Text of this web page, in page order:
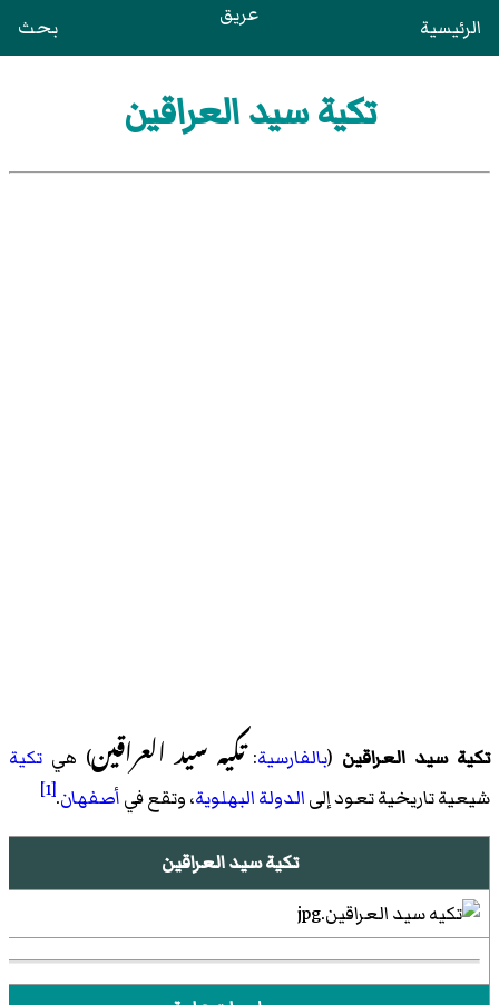
الرئيسية عريق بحث
تكية سيد العراقين
تكية سيد العراقين (بالفارسية:تکیه سید العراقین) هي تكية
شيعية تاريخية تعود إلىالدولة البهلوية، وتقع فيأصفهان.
[1]
تكية سيد العراقين